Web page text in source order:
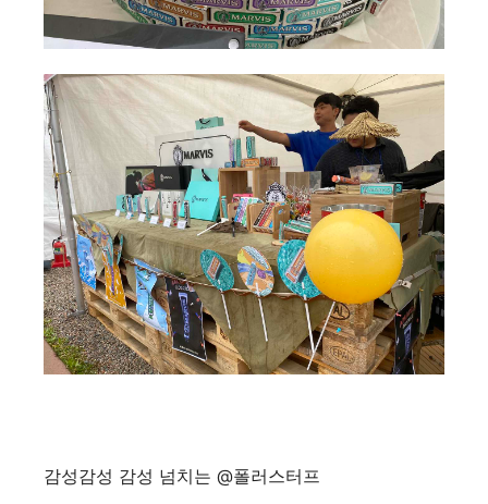
감성감성 감성 넘치는 @폴러스터프